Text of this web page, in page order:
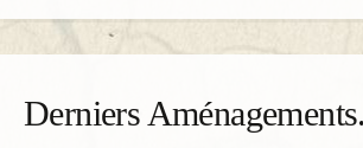
Derniers Aménagements.